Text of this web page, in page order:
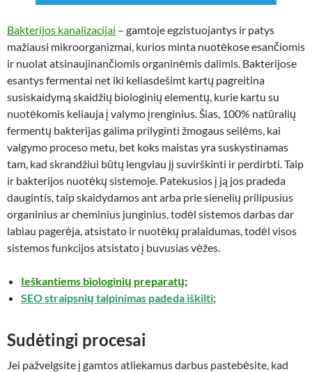
Bakterijos kanalizacijai – gamtoje egzistuojantys ir patys
mažiausi mikroorganizmai, kurios minta nuotėkose esančiomis
ir nuolat atsinaujinančiomis organinėmis dalimis. Bakterijose
esantys fermentai net iki keliasdešimt kartų pagreitina
susiskaidymą skaidžių biologinių elementų, kurie kartu su
nuotėkomis keliauja į valymo įrenginius. Šias, 100% natūralių
fermentų bakterijas galima prilyginti žmogaus seilėms, kai
valgymo proceso metu, bet koks maistas yra suskystinamas
tam, kad skrandžiui būtų lengviau jį suvirškinti ir perdirbti. Taip
ir bakterijos nuotėkų sistemoje. Patekusios į ją jos pradeda
daugintis, taip skaidydamos ant arba prie sienelių prilipusius
organinius ar cheminius junginius, todėl sistemos darbas dar
labiau pagerėja, atsistato ir nuotėkų pralaidumas, todėl visos
sistemos funkcijos atsistato į buvusias vėžes.
Ieškantiems biologinių preparatų;
SEO straipsnių talpinimas padeda iškilti;
Sudėtingi procesai
Jei pažvelgsite į gamtos atliekamus darbus pastebėsite, kad